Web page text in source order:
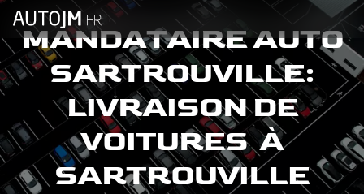
MANDATAIRE AUTO
SARTROUVILLE:
LIVRAISON DE
VOITURES À
SARTROUVILLE